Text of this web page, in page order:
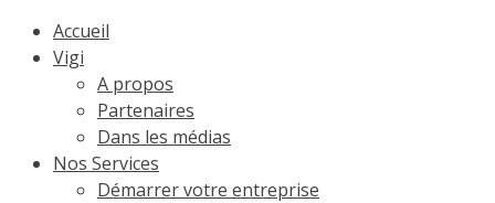
Accueil
Vigi
A propos
Partenaires
Dans les médias
Nos Services
Démarrer votre entreprise